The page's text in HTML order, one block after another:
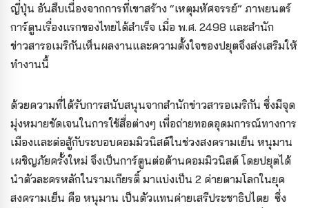
ญี่ปุ่น อันสืบเนื่องจากการที่เขาสร้าง “เหตุมหัศจรรย์” ภาพยนตร์
การ์ตูนเรื่องแรกของไทยได้สำเร็จ เมื่อ พ.ศ. 2498 และสำนัก
ข่าวสารอเมริกันเห็นผลงานและความตั้งใจของปยุตจึงส่งเสริมให้
ทำงานนี้
ด้วยความที่ได้รับการสนับสนุนจากสำนักข่าวสารอเมริกัน ซึ่งมีจุด
มุ่งหมายชัดเจนในการใช้สื่อต่างๆ เพื่อถ่ายทอดอุดมการณ์ทางการ
เมืองและต่อสู้กับระบอบคอมมิวนิสต์ในช่วงสงครามเย็น หนุมาน
เผชิญภัยครั้งใหม่ จึงเป็นการ์ตูนต่อต้านคอมมิวนิสต์ โดยปยุตได้
นำตัวละครหลักในรามเกียรติ์ มาแบ่งเป็น 2 ค่ายตามโลกในยุค
สงครามเย็น คือ หนุมาน เป็นตัวแทนค่ายเสรีประชาธิปไตย ซึ่ง